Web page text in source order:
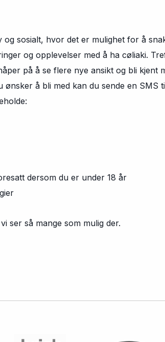
og sosialt, hvor det er mulighet for å
og opplevelser med å ha cøliaki.
på å se flere nye ansikt og bli kjent
ønsker å bli med kan du sende en SMS
dersom du er under 18 år
ser så mange som mulig der.